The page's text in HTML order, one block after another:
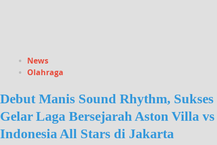
News
Olahraga
Debut Manis Sound Rhythm, Sukses
Gelar Laga Bersejarah Aston Villa vs
Indonesia All Stars di Jakarta